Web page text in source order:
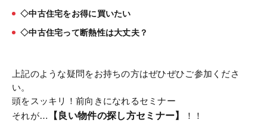
◇中古住宅をお得に買いたい
◇中古住宅って断熱性は大丈夫？
上記のような疑問をお持ちの方はぜひぜひご参加くださ
い。
頭をスッキリ！前向きになれるセミナー
それが…
【良い物件の探し方セミナー】
！！